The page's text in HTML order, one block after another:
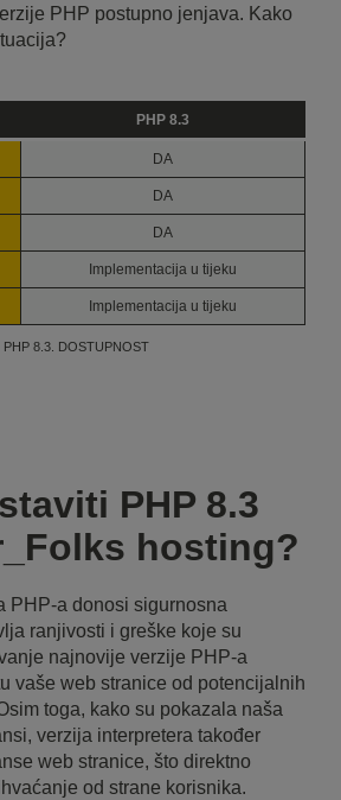
PHP postupno jenjava. Kako
PHP 8.3
DA
DA
DA
Implementacija u tijeku
Implementacija u tijeku
PHP 8.3. DOSTUPNOST
PHP 8.3
hosting?
PHP-a donosi sigurnosna
ranjivosti i greške koje su
najnovije verzije PHP-a
vaše web stranice od potencijalnih
toga, kako su pokazala naša
verzija interpretera također
web stranice, što direktno
od strane korisnika.